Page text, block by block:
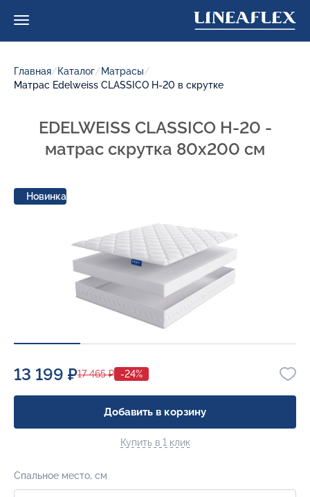
Главная/Каталог/Матрасы/
Матрас Edelweiss CLASSICO H-20 в скрутке
EDELWEISS CLASSICO H-20 -
матрас скрутка 80x200 см
Новинка
13 199 ₽17 465 ₽ -24%
Добавить в корзину
Купить в 1 клик
Спальное место, см